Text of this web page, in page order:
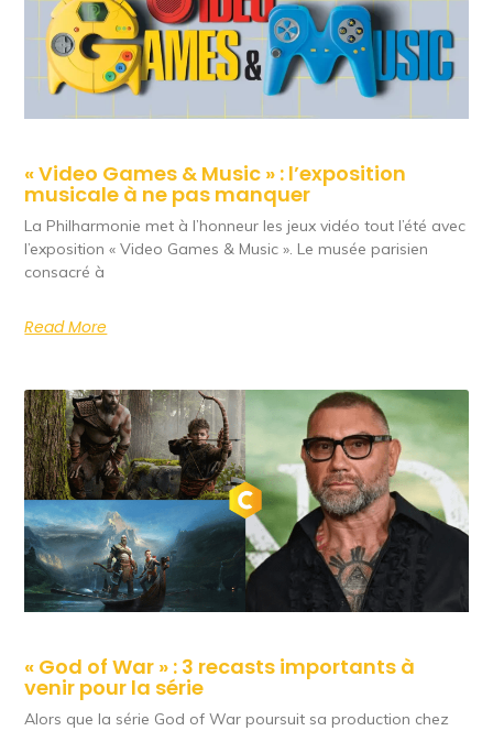
« Video Games & Music » : l’exposition
musicale à ne pas manquer
La Philharmonie met à l’honneur les jeux vidéo tout l’été avec
l’exposition « Video Games & Music ». Le musée parisien
consacré à
Read More
« God of War » : 3 recasts importants à
venir pour la série
Alors que la série God of War poursuit sa production chez